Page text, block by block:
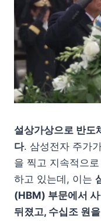
설상가상으로 반도
다. 삼성전자 주가
을 찍고 지속적으
하고 있는데, 이는
(HBM) 부문에서
뒤졌고, 수십조 원